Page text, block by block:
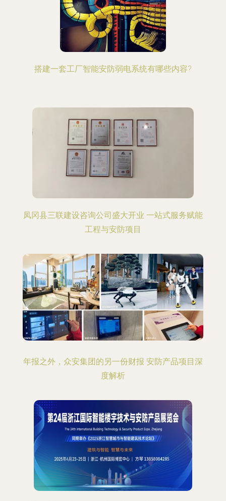
搭建一套工厂智能安防弱电系统有哪些内容?
凤冈县三联建设咨询公司盛大开业 一站式服务赋能
工程与安防项目
年报之外，众安集团的另一份财报 安防产品项目深
度解析